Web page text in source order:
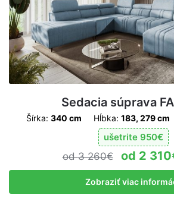
Sedacia súprava
Šírka: 340 cm Hĺbka: 183, 279 cm
ušetrite 950€
3 260€ 2 310
Zobraziť viac